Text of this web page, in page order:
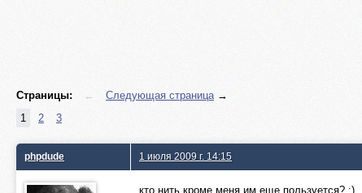
Страницы: ← Следующая страница→
1
2 3
phpdude 1 июля 2009 г. 14:15
кто нить кроме меня им еще пользуется? :)